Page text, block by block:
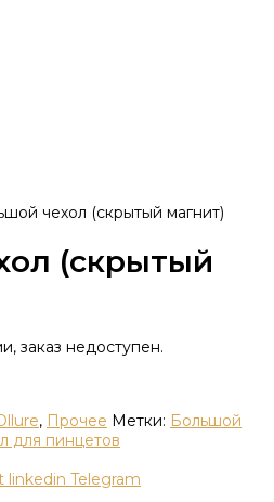
чехол (скрытый магнит)
(скрытый
заказ недоступен.
, Прочее Метки: Большой
для пинцетов
linkedin Telegram